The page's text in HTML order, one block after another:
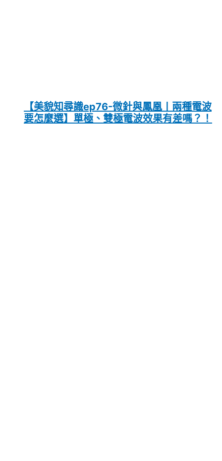
【美貌知尋識ep76-微針與鳳凰〡兩種電波
要怎麼選】單極、雙極電波效果有差嗎？！